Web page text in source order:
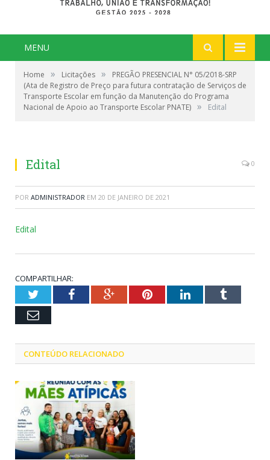
MENU
Home » Licitações »
PREGÃO PRESENCIAL N° 05/2018-SRP
(Ata de Registro de Preço para futura contratação de Serviços de
Transporte Escolar em função da Manutenção do Programa
Nacional de Apoio ao Transporte Escolar PNATE) » Edital
Edital 0
POR ADMINISTRADOR EM 20 DE JANEIRO DE 2021
Edital
COMPARTILHAR:
TwitterFacebookGoogle+PinterestLinkedInTumblr
Email
CONTEÚDO RELACIONADO